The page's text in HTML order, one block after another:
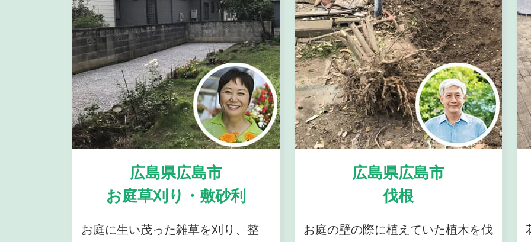
広島県広島市
お庭草刈り・敷砂利
お庭に生い茂った雑草を刈り、整
広島県広島市
伐根
お庭の壁の際に植えていた植木を伐